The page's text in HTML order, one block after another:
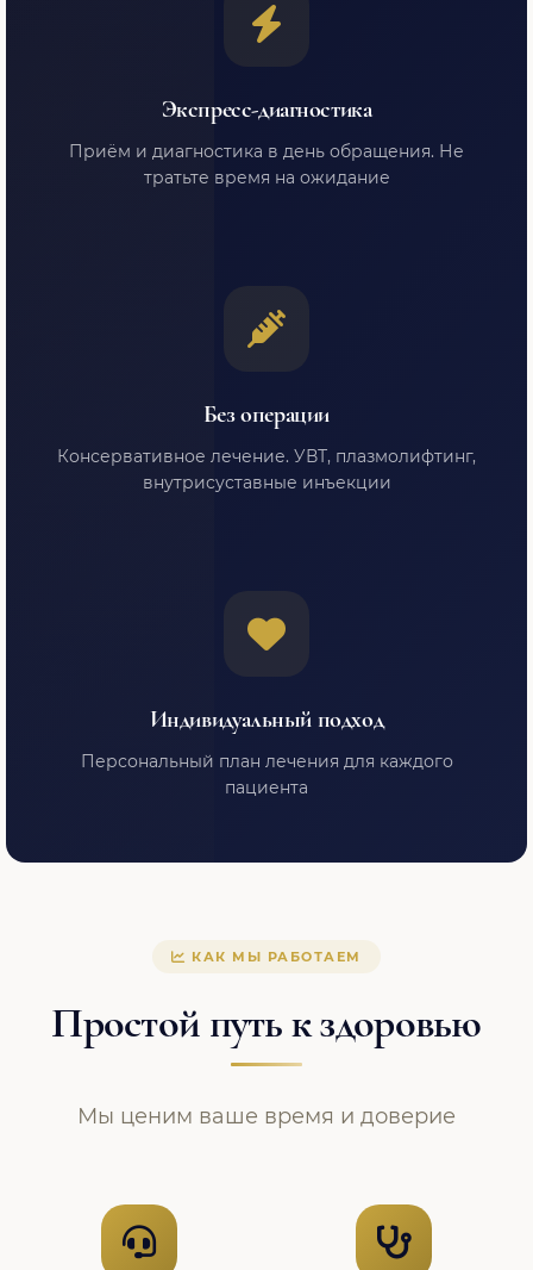
Экспресс-диагностика
Приём и диагностика в день обращения. Не
тратьте время на ожидание
Без операции
Консервативное лечение. УВТ, плазмолифтинг,
внутрисуставные инъекции
Индивидуальный подход
Персональный план лечения для каждого
пациента
КАК МЫ РАБОТАЕМ
Простой путь к здоровью
Мы ценим ваше время и доверие